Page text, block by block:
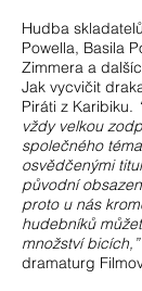
Hudba
Powella, Basila
Zimmera a
Jak vycvičit
Piráti z Karibiku.
vždy velkou
společného
osvědčenými
původní
proto u nás
hudebníků
množství bicích,”
dramaturg